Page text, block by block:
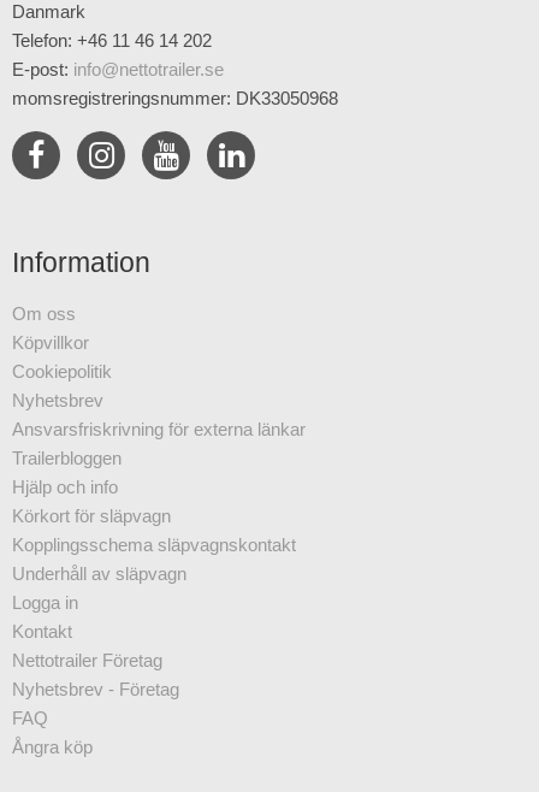
Danmark
Telefon: +46 11 46 14 202
E-post: info@nettotrailer.se
momsregistreringsnummer: DK33050968
Information
Om oss
Köpvillkor
Cookiepolitik
Nyhetsbrev
Ansvarsfriskrivning för externa länkar
Trailerbloggen
Hjälp och info
Körkort för släpvagn
Kopplingsschema släpvagnskontakt
Underhåll av släpvagn
Logga in
Kontakt
Nettotrailer Företag
Nyhetsbrev - Företag
FAQ
Ångra köp